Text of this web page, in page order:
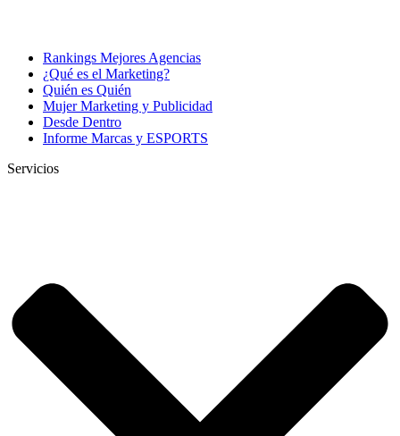
Rankings Mejores Agencias
¿Qué es el Marketing?
Quién es Quién
Mujer Marketing y Publicidad
Desde Dentro
Informe Marcas y ESPORTS
Servicios